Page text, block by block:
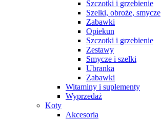
Szczotki i grzebienie
Szelki, obroże, smycze
Zabawki
Opiekun
Szczotki i grzebienie
Zestawy
Smycze i szelki
Ubranka
Zabawki
Witaminy i suplementy
Wyprzedaż
Koty
Akcesoria